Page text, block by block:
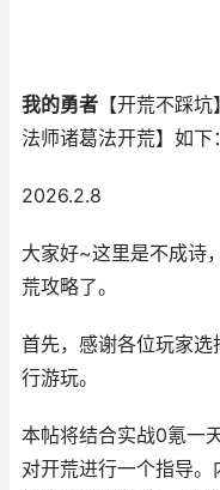
我的勇者 【开荒不踩
法师诸葛法开荒】如下：
2026.2.8
大家好~这里是不成诗
荒攻略了。
首先，感谢各位玩家
行游玩。
本帖将结合实战0氪一
对开荒进行一个指导